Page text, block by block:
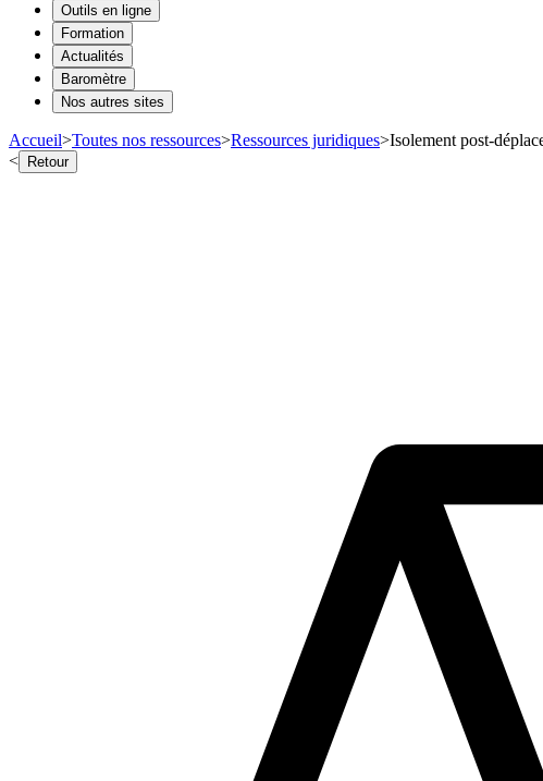
Outils en ligne
Formation
Actualités
Baromètre
Nos autres sites
Accueil>Toutes nos ressources>Ressources juridiques>Isolement post-
< Retour